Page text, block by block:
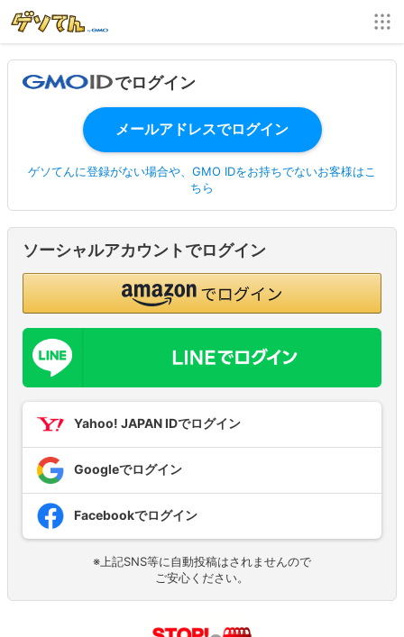
でログイン
ゲソてんに登録がない場合や、GMO IDをお持ちでないお客様はこ
ちら
ソーシャルアカウントでログイン
Yahoo! JAPAN IDでログイン
Googleでログイン
Facebookでログイン
※上記SNS等に自動投稿はされませんので
ご安心ください。